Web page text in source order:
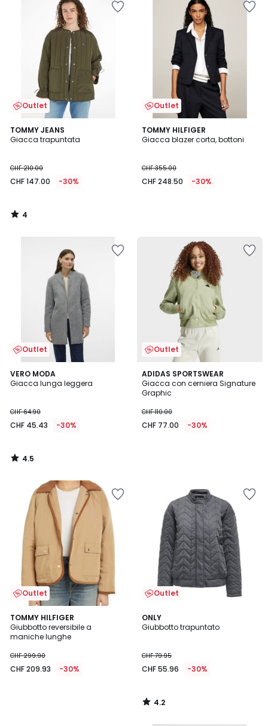
Outlet
TOMMY JEANS
Giacca trapuntata
CHF 210.00
CHF 147.00 -30%
4
/
4
/
Outlet
TOMMY HILFIGER
Giacca blazer corta, bottoni
CHF 355.00
CHF 248.50 -30%
Outlet
VERO MODA
Giacca lunga leggera
CHF 64.90
CHF 45.43 -30%
4.5
/ 5
4.5
/
Outlet
ADIDAS SPORTSWEAR
Giacca con cerniera Signature
Graphic
CHF 110.00
CHF 77.00 -30%
Outlet
TOMMY HILFIGER
Giubbotto reversibile a
maniche lunghe
CHF 299.90
CHF 209.93 -30%
Outlet
ONLY
Giubbotto trapuntato
CHF 79.95
CHF 55.96 -30%
4.2
/ 5
4.2
/